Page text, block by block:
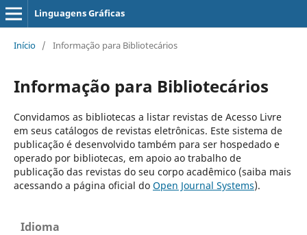
Linguagens Gráficas
Início / Informação para Bibliotecários
Informação para Bibliotecários
Convidamos as bibliotecas a listar revistas de Acesso Livre
em seus catálogos de revistas eletrônicas. Este sistema de
publicação é desenvolvido também para ser hospedado e
operado por bibliotecas, em apoio ao trabalho de
publicação das revistas do seu corpo acadêmico (saiba mais
acessando a página oficial do Open Journal Systems).
Idioma